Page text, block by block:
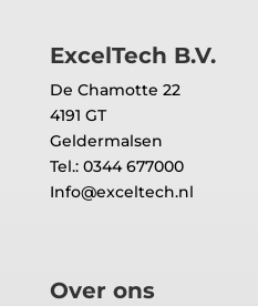
ExcelTech B.V.
De Chamotte 22
4191 GT
Geldermalsen
Tel.: 0344 677000
Info@exceltech.nl
Over ons